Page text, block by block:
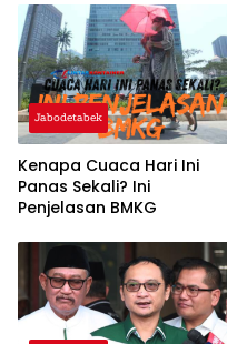
Jabodetabek
Kenapa Cuaca Hari Ini
Panas Sekali? Ini
Penjelasan BMKG